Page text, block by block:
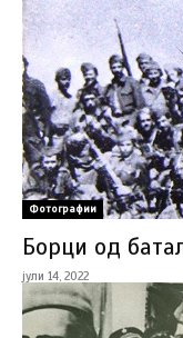
Фотографии
Борци од
јули 14, 2022